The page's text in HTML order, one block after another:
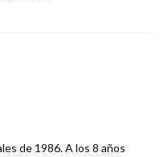
de 1986. A los 8 años